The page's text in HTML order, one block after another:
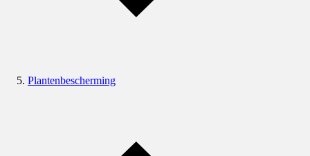
Plantenbescherming